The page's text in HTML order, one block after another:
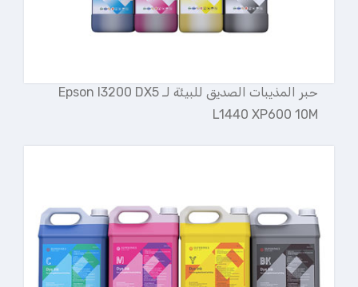
حبر المذيبات الصديق للبيئة لـ Epson I3200 DX5
L1440 XP600 10M